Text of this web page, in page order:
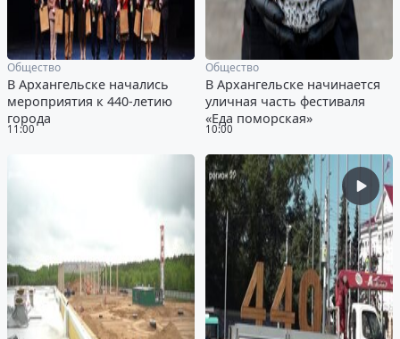
11:00
Общество
В Архангельске начались
мероприятия к 440-летию
города
10:00
Общество
В Архангельске начинается
уличная часть фестиваля
«Еда поморская»